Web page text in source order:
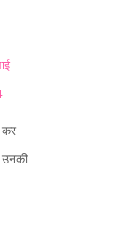
कर
उनकी